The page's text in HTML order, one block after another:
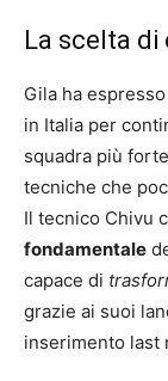
La scelta di
Gila ha
in Italia per
squadra più
tecniche che
Il tecnico Chivu
fondamentale
capace di
grazie ai suoi
inserimento last